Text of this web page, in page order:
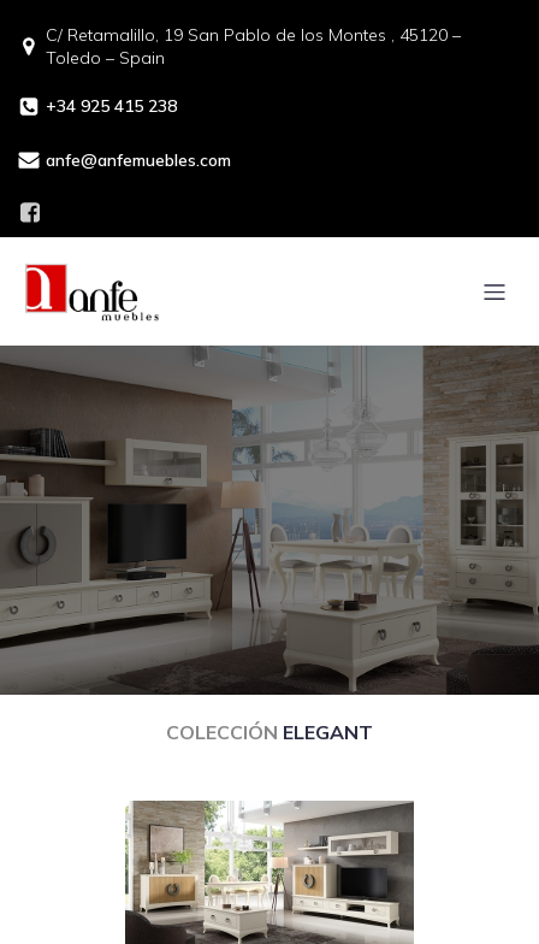
C/ Retamalillo, 19 San Pablo de los Montes , 45120 –
Toledo – Spain
+34 925 415 238
anfe@anfemuebles.com
COLECCIÓN ELEGANT